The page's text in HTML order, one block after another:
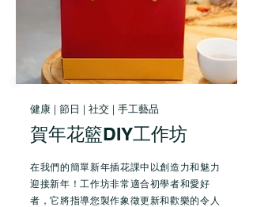
健康 | 節日 | 社交 | 手工藝品
賀年花籃DIY工作坊
在我們的簡單新年插花課中以創造力和魅力
迎接新年！工作坊非常適合初學者和愛好
者，它將指導您製作象徵更新和歡樂的令人